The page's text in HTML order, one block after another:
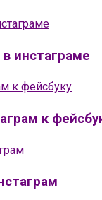
инстаграме
к